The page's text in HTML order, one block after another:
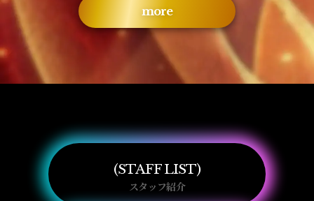
more
STAFF LIST
スタッフ紹介